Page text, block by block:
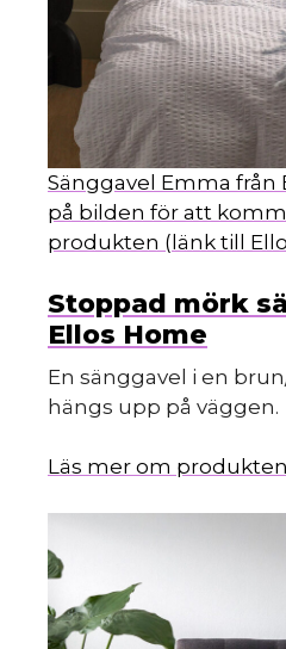
Sänggavel Emma från
på bilden för att
produkten (länk till
Stoppad mörk
Ellos Home
En sänggavel i en
hängs upp på väggen.
Läs mer om